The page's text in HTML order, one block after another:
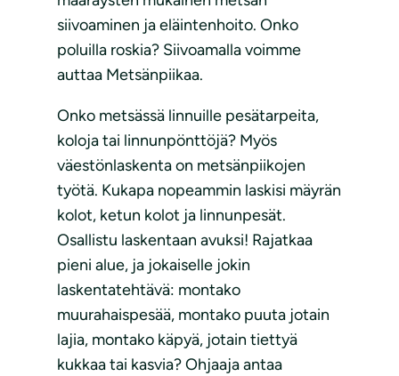
siivoaminen ja eläintenhoito. Onko
poluilla roskia? Siivoamalla voimme
auttaa Metsänpiikaa.
Onko metsässä linnuille pesätarpeita,
koloja tai linnunpönttöjä? Myös
väestönlaskenta on metsänpiikojen
työtä. Kukapa nopeammin laskisi mäyrän
kolot, ketun kolot ja linnunpesät.
Osallistu laskentaan avuksi! Rajatkaa
pieni alue, ja jokaiselle jokin
laskentatehtävä: montako
muurahaispesää, montako puuta jotain
lajia, montako käpyä, jotain tiettyä
kukkaa tai kasvia? Ohjaaja antaa